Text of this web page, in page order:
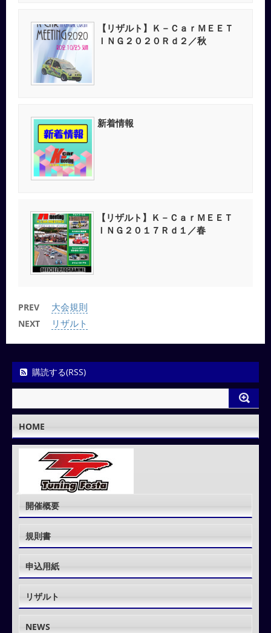
【リザルト】Ｋ－ＣａｒＭＥＥＴ
ＩＮＧ２０２０Ｒｄ２／秋
新着情報
【リザルト】Ｋ－ＣａｒＭＥＥＴ
ＩＮＧ２０１７Ｒｄ１／春
PREV 大会規則
NEXT リザルト
購読する(RSS)
HOME
開催概要
規則書
申込用紙
リザルト
NEWS